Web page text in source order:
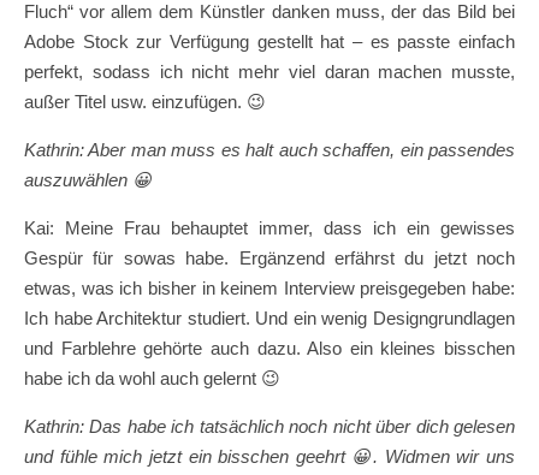
Fluch“ vor allem dem Künstler danken muss, der das Bild bei
Adobe Stock zur Verfügung gestellt hat – es passte einfach
perfekt, sodass ich nicht mehr viel daran machen musste,
außer Titel usw. einzufügen. 😉
Kathrin: Aber man muss es halt auch schaffen, ein passendes
auszuwählen 😀
Kai: Meine Frau behauptet immer, dass ich ein gewisses
Gespür für sowas habe. Ergänzend erfährst du jetzt noch
etwas, was ich bisher in keinem Interview preisgegeben habe:
Ich habe Architektur studiert. Und ein wenig Designgrundlagen
und Farblehre gehörte auch dazu. Also ein kleines bisschen
habe ich da wohl auch gelernt 😉
Kathrin: Das habe ich tatsächlich noch nicht über dich gelesen
und fühle mich jetzt ein bisschen geehrt 😀. Widmen wir uns